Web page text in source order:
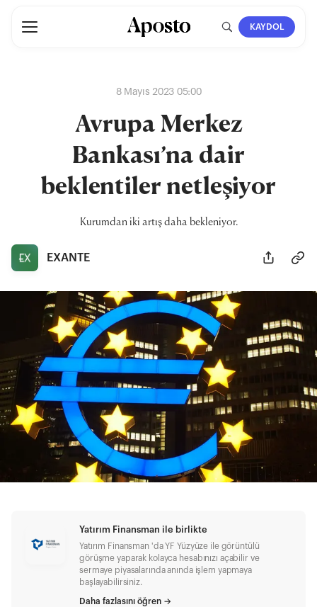
KAYDOL
8 Mayıs 2023 05:00
Avrupa Merkez
Bankası’na dair
beklentiler netleşiyor
Kurumdan iki artış daha bekleniyor.
EXANTE
Yatırım Finansman ile birlikte
Yatırım Finansman 'da YF Yüzyüze ile görüntülü
görüşme yaparak kolayca hesabınızı açabilir ve
sermaye piyasalarında anında işlem yapmaya
başlayabilirsiniz.
Daha fazlasını öğren →